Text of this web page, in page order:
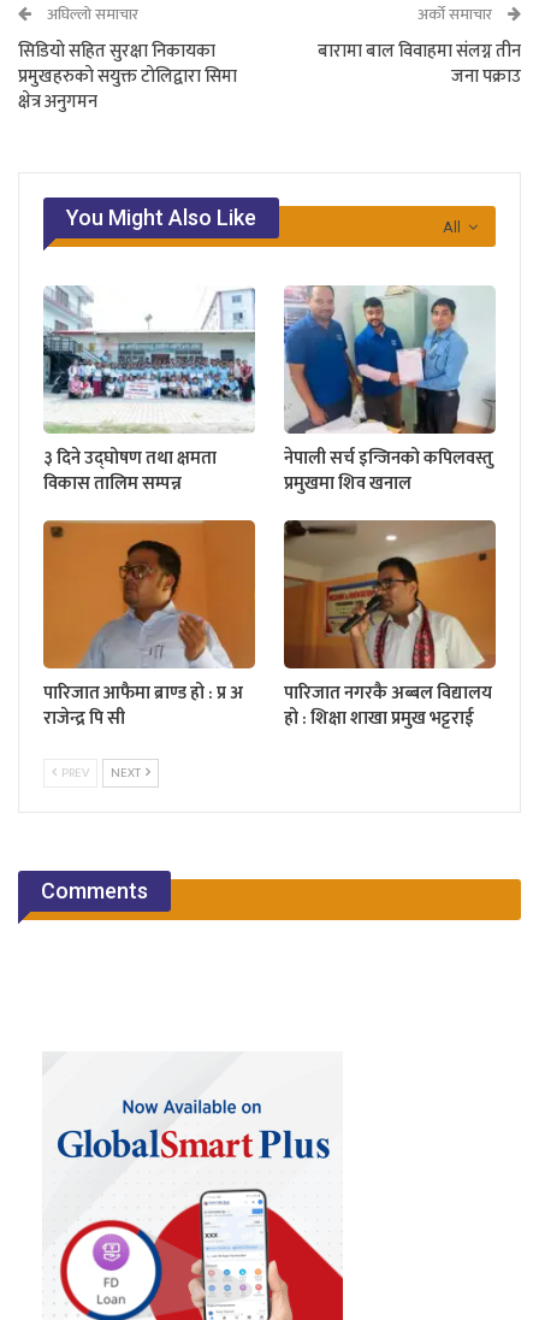
अघिल्लो समाचार
सिडियाे सहित सुरक्षा निकायका
प्रमुखहरुकाे सयुक्त टाेलिद्वारा सिमा
क्षेत्र अनुगमन
अर्को समाचार
बारामा बाल विवाहमा संलग्न तीन
जना पक्राउ
All
You Might Also Like
३ दिने उद्घोषण तथा क्षमता
विकास तालिम सम्पन्न
नेपाली सर्च इन्जिनको कपिलवस्तु
प्रमुखमा शिव खनाल
पारिजात आफैमा ब्राण्ड हो : प्र अ
राजेन्द्र पि सी
पारिजात नगरकै अब्बल विद्यालय
हो : शिक्षा शाखा प्रमुख भट्टराई
PREV NEXT
Comments